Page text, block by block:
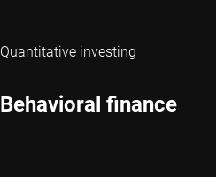
Quantitative investing
Behavioral finance